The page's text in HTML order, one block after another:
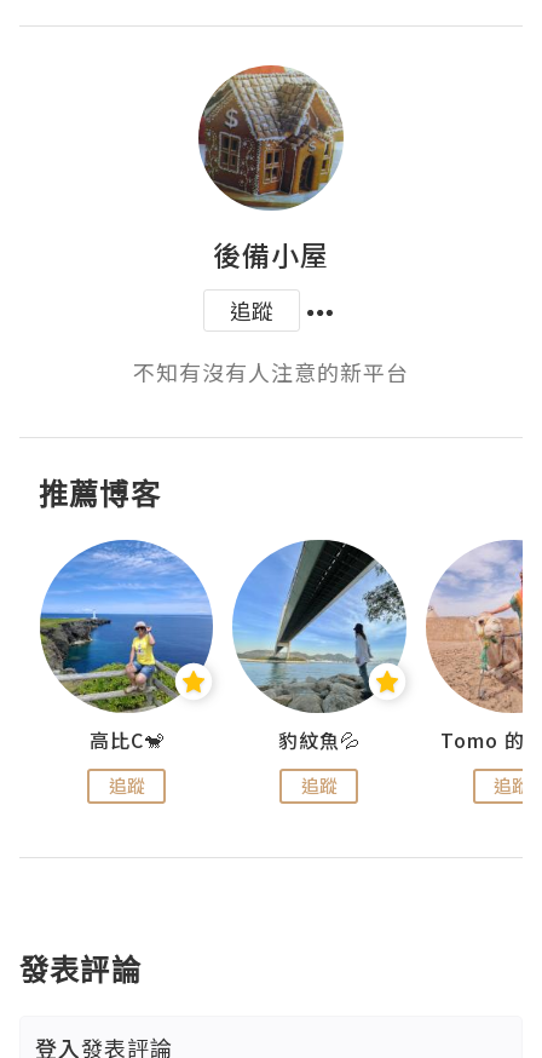
後備小屋
追蹤
不知有沒有人注意的新平台
推薦博客
高比C🐒
追蹤
豹紋魚💦
追蹤 追蹤
發表評論
登入發表評論